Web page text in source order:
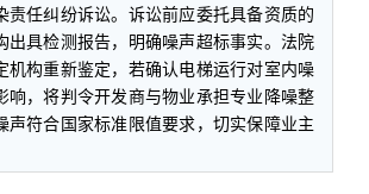
责任纠纷诉讼。诉讼前应委托具备资质的
出具检测报告，明确噪声超标事实。法院
机构重新鉴定，若确认电梯运行对室内噪
响，将判令开发商与物业承担专业降噪整
声符合国家标准限值要求，切实保障业主